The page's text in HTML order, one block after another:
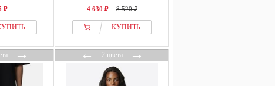
₽ 4 630 ₽ 8 520 ₽
КУПИТЬ
→ ←2 цвета→